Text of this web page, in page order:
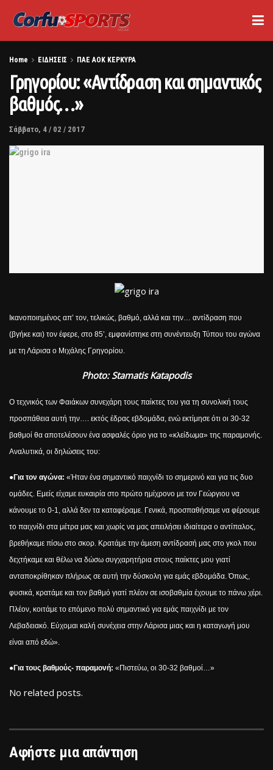
Home ΕΙΔΗΣΕΙΣ ΠΑΕ ΑΟΚ ΚΕΡΚΥΡΑ
Γρηγορίου: «Αντίδραση και σημαντικός
βαθμός…»
Σάββατο, 4 / 02 / 2017
Ικανοποιημένος απ’ τον, τελικώς, βαθμό, αλλά και την… αντίδραση που
(βγήκε και) τον έφερε, στο 85’, εμφανίστηκε στη συνέντευξη Τύπου του αγώνα
με τη Λάρισα ο Μιχάλης Γρηγορίου.
Photo: Stamatis Katapodis
Ο τεχνικός των Φαιάκων συνεχάρη τους παίκτες του για τη συνολική τους
προσπάθεια αυτή την…. εκτός έδρας εβδομάδα, ενώ εκτίμησε ότι οι 30-32
βαθμοί θα αποτελέσουν ένα ασφαλές όριο για το «κλείδωμα» της παραμονής.
Αναλυτικά, οι δηλώσεις του:
●Για τον αγώνα: «Ήταν ένα σημαντικό παιχνίδι το σημερινό και για τις δυο
ομάδες. Εμείς είχαμε ευκαιρία στο πρώτο ημίχρονο με τον Γεώργιου να
κάνουμε το 0-1, αλλά δεν τα καταφέραμε. Γενικά, προσπαθήσαμε να φέρουμε
το παιχνίδι στα μέτρα μας και χωρίς να μας απειλήσει ιδιαίτερα ο αντίπαλος,
βρεθήκαμε πίσω στο σκορ. Κρατάμε την άμεση αντίδρασή μας στο γκολ που
δεχτήκαμε και θέλω να δώσω συγχαρητήρια στους παίκτες μου γιατί
ανταποκρίθηκαν πλήρως σε αυτή την δύσκολη για εμάς εβδομάδα. Όπως,
φυσικά, κρατάμε και τον βαθμό γιατί πλέον σε ισοβαθμία έχουμε το πάνω χέρι.
Πλέον, κοιτάμε το επόμενο πολύ σημαντικό για εμάς παιχνίδι με τον
Λεβαδειακό. Εύχομαι καλή συνέχεια στην Λάρισα μιας και η καταγωγή μου
είναι από εδώ».
●Για τους βαθμούς- παραμονή: «Πιστεύω, οι 30-32 βαθμοί…»
No related posts.
Αφήστε μια απάντηση